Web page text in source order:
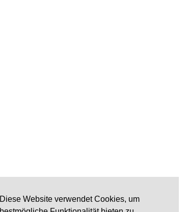
Diese Website verwendet Cookies, um